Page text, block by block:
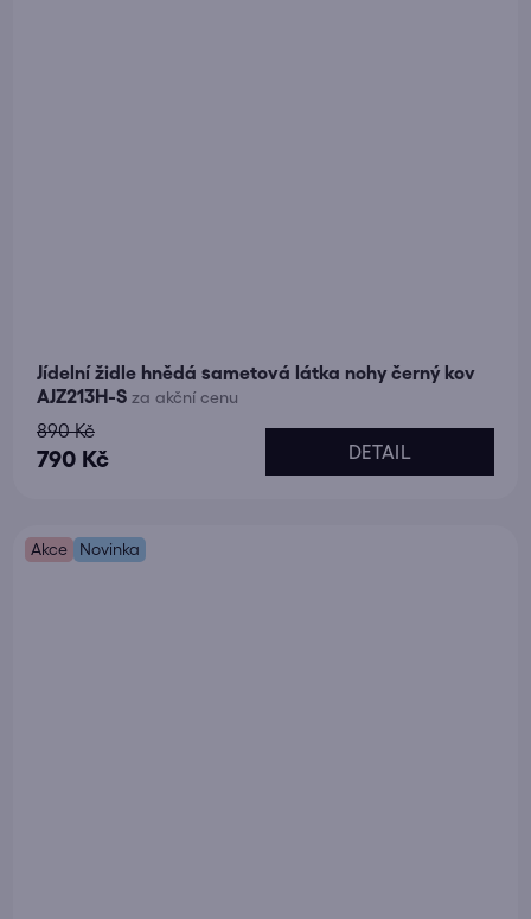
Jídelní židle hnědá sametová látka nohy černý kov
AJZ213H-S za akční cenu
790 Kč
890 Kč
DETAIL
Akce Novinka